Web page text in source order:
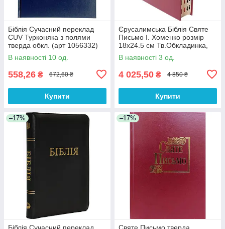
Біблія Сучасний переклад
CUV Турконяка з полями
тверда обкл. (арт 1056332)
Синя
В наявності 10 од.
558,26 ₴ 672,60 ₴
Купити
Єрусалимська Біблія Святе
Письмо І. Хоменко розмір
18х24.5 см Тв.Обкладинка,
Індекси
В наявності 3 од.
4 025,50 ₴ 4 850 ₴
Купити
–17%
Біблія Сучасний переклад
–17%
Святе Письмо тверда